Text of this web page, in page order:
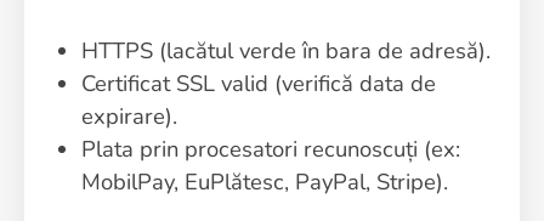
HTTPS (lacătul verde în bara de adresă).
Certificat SSL valid (verifică data de
expirare).
Plata prin procesatori recunoscuți (ex:
MobilPay, EuPlătesc, PayPal, Stripe).